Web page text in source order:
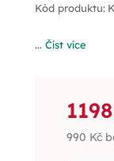
Kód produktu:
... Číst více
990 Kč